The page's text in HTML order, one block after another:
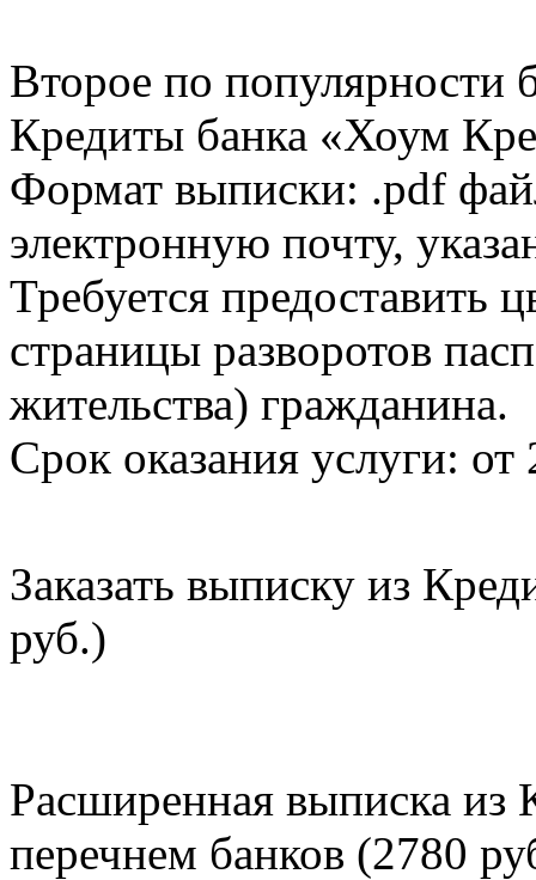
Второе по популярности
Кредиты банка «Хоум
Формат выписки: .pdf
электронную почту,
Требуется предоставить
страницы разворотов
жительства) гражданина.
Срок оказания услуги: от
Заказать выписку из
руб.)
Расширенная выписка из
перечнем банков (2780